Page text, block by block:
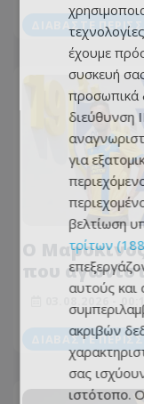
ΔΙΑΒΆΣΤΕ
Ο
που
Πέρασε
03.08.2026 -
ΔΙΑΒΆΣΤΕ
έχουμε
συσκευή
προσωπικά
διεύθυνση
για
βελτίωση
τρίτων
αυτούς
ακριβών
σας
ιστότοπο.